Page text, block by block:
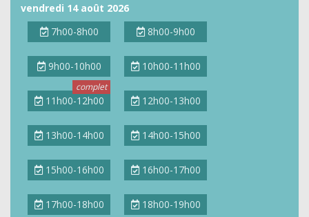
vendredi 14 août 2026
7h00-8h00
8h00-9h00
9h00-10h00 10h00-11h00
11h00-12h00 12h00-13h00
13h00-14h00 14h00-15h00
15h00-16h00 16h00-17h00
17h00-18h00 18h00-19h00